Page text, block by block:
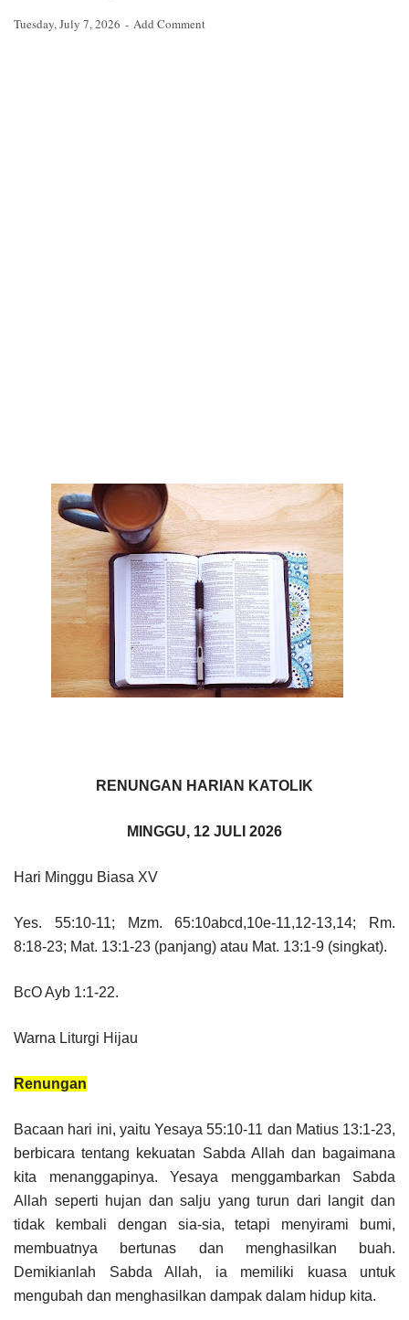
Tuesday, July 7, 2026 Add Comment
RENUNGAN HARIAN KATOLIK
MINGGU, 12 JULI 2026
Hari Minggu Biasa XV
Yes. 55:10-11; Mzm. 65:10abcd,10e-11,12-13,14; Rm.
8:18-23; Mat. 13:1-23 (panjang) atau Mat. 13:1-9 (singkat).
BcO Ayb 1:1-22.
Warna Liturgi Hijau
Renungan
Bacaan hari ini, yaitu Yesaya 55:10-11 dan Matius 13:1-23,
berbicara tentang kekuatan Sabda Allah dan bagaimana
kita menanggapinya. Yesaya menggambarkan Sabda
Allah seperti hujan dan salju yang turun dari langit dan
tidak kembali dengan sia-sia, tetapi menyirami bumi,
membuatnya bertunas dan menghasilkan buah.
Demikianlah Sabda Allah, ia memiliki kuasa untuk
mengubah dan menghasilkan dampak dalam hidup kita.